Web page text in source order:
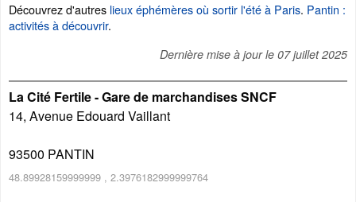
Découvrez d'autres lieux éphémères où sortir l'été à Paris. Pantin :
activités à découvrir.
Dernière mise à jour le 07 juillet 2025
La Cité Fertile - Gare de marchandises SNCF
14, Avenue Edouard Vaillant
93500 PANTIN
48.89928159999999 , 2.3976182999999764